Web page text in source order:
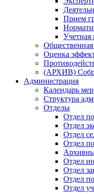
Прием
Учетная
Общественная
Оценка
(АРХИВ)
Администрация
Календарь
Структура
Отделы
Отдел
Отдел
Отдел
Отдел
Отдел
Отдел
Отдел
Отдел